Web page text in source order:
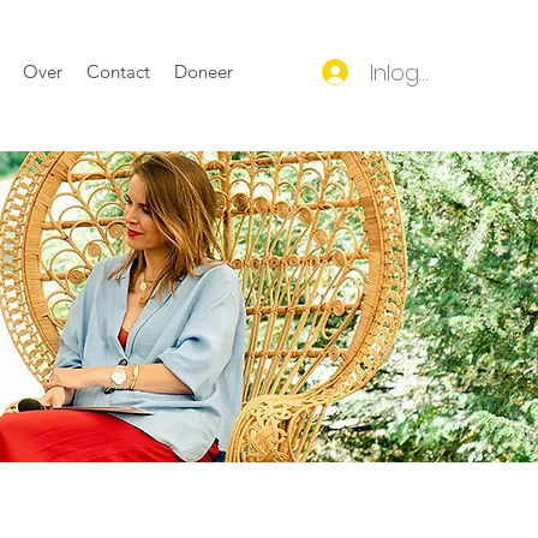
Over Contact Doneer Inloggen